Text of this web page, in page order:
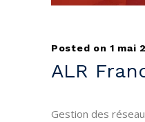
Posted on 1 mai
ALR
Gestion des